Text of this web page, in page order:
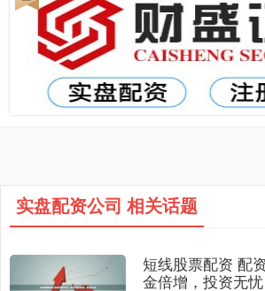
实盘配资公司 相关话题
短线股票配资 配
金倍增，投资无忧